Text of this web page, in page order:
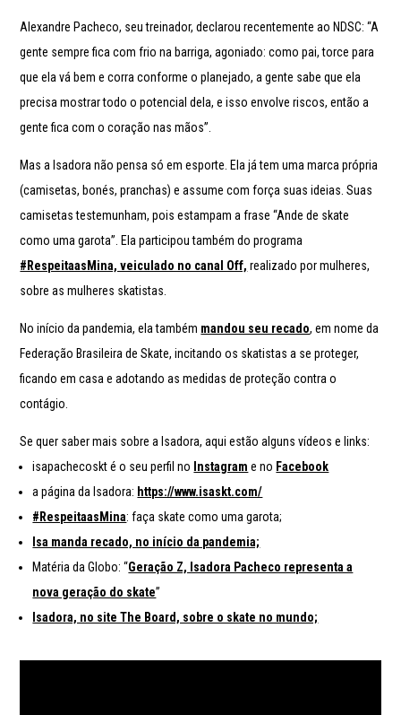
Alexandre Pacheco, seu treinador, declarou recentemente ao NDSC:“A
gente sempre fica com frio na barriga, agoniado: como pai, torce para
que ela vá bem e corra conforme o planejado, a gente sabe que ela
precisa mostrar todo o potencial dela, e isso envolve riscos, então a
gente fica com o coração nas mãos”.
Mas a Isadora não pensa só em esporte. Ela já tem uma marca própria
(camisetas, bonés, pranchas) e assume com força suas ideias. Suas
camisetas testemunham, pois estampam a frase “Ande de skate
como uma garota”. Ela participou também do programa
#RespeitaasMina, veiculado no canal Off, realizado por mulheres,
sobre as mulheres skatistas.
No início da pandemia, ela também mandou seu recado, em nome da
Federação Brasileira de Skate, incitando os skatistas a se proteger,
ficando em casa e adotando as medidas de proteção contra o
contágio.
Se quer saber mais sobre a Isadora, aqui estão alguns vídeos e links:
isapachecoskt é o seu perfil no Instagram e no Facebook
a página da Isadora: https://www.isaskt.com/
#RespeitaasMina: faça skate como uma garota;
Isa manda recado, no início da pandemia;
Matéria da Globo: “Geração Z, Isadora Pacheco representa a
nova geração do skate”
Isadora, no site The Board, sobre o skate no mundo;